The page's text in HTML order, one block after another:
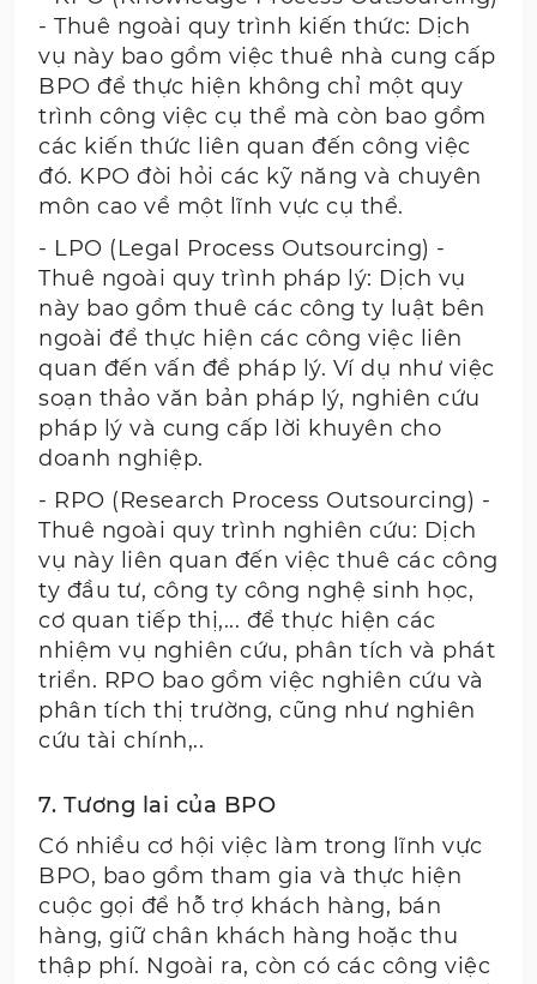
- Thuê ngoài quy trình kiến thức: Dịch
vụ này bao gồm việc thuê nhà cung cấp
BPO để thực hiện không chỉ một quy
trình công việc cụ thể mà còn bao gồm
các kiến thức liên quan đến công việc
đó. KPO đòi hỏi các kỹ năng và chuyên
môn cao về một lĩnh vực cụ thể.
- LPO (Legal Process Outsourcing) -
Thuê ngoài quy trình pháp lý: Dịch vụ
này bao gồm thuê các công ty luật bên
ngoài để thực hiện các công việc liên
quan đến vấn đề pháp lý. Ví dụ như việc
soạn thảo văn bản pháp lý, nghiên cứu
pháp lý và cung cấp lời khuyên cho
doanh nghiệp.
- RPO (Research Process Outsourcing) -
Thuê ngoài quy trình nghiên cứu: Dịch
vụ này liên quan đến việc thuê các công
ty đầu tư, công ty công nghệ sinh học,
cơ quan tiếp thị,... để thực hiện các
nhiệm vụ nghiên cứu, phân tích và phát
triển. RPO bao gồm việc nghiên cứu và
phân tích thị trường, cũng như nghiên
cứu tài chính,..
7. Tương lai của BPO
Có nhiều cơ hội việc làm trong lĩnh vực
BPO, bao gồm tham gia và thực hiện
cuộc gọi để hỗ trợ khách hàng, bán
hàng, giữ chân khách hàng hoặc thu
thập phí. Ngoài ra, còn có các công việc